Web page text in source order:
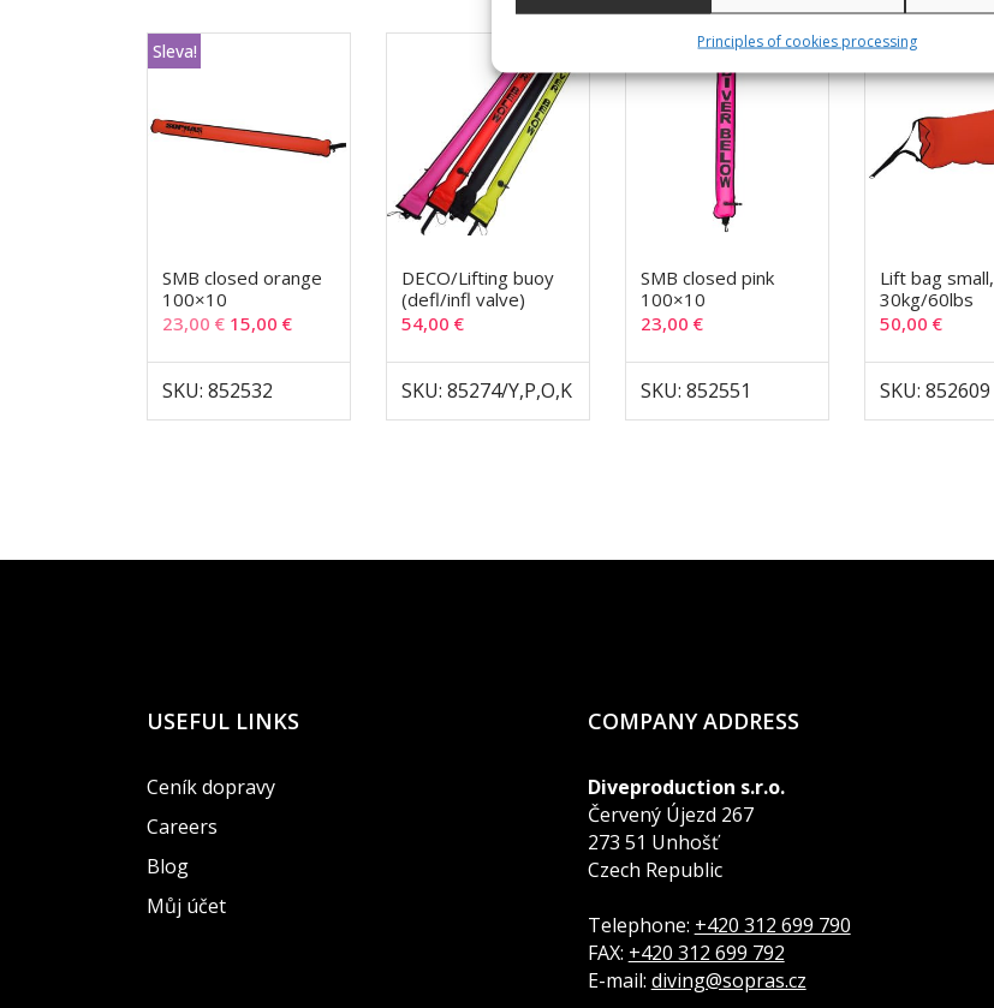
Principles of cookies processing
Sleva!
SMB closed orange
100×10
23,00 € 15,00 €
SKU: 852532
DECO/Lifting buoy
(defl/infl valve)
54,00€
SKU: 85274/Y,P,O,K
SMB closed pink
100×10
23,00€
SKU: 852551
Lift bag small,
30kg/60lbs
50,00€
SKU: 852609
USEFUL LINKS
Ceník dopravy
Careers
Blog
Můj účet
COMPANY ADDRESS
Diveproduction s.r.o.
Červený Újezd 267
273 51 Unhošť
Czech Republic
Telephone: +420 312 699 790
FAX: +420 312 699 792
E-mail: diving@sopras.cz